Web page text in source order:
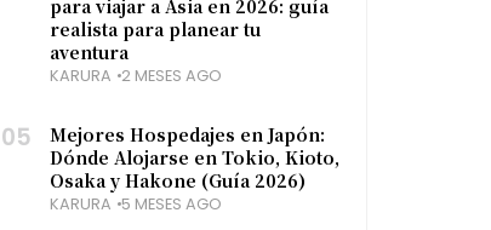
para viajar a Asia en 2026: guía
realista para planear tu
aventura
KARURA 2 MESES AGO
05
Mejores Hospedajes en Japón:
Dónde Alojarse en Tokio, Kioto,
Osaka y Hakone (Guía 2026)
KARURA 5 MESES AGO